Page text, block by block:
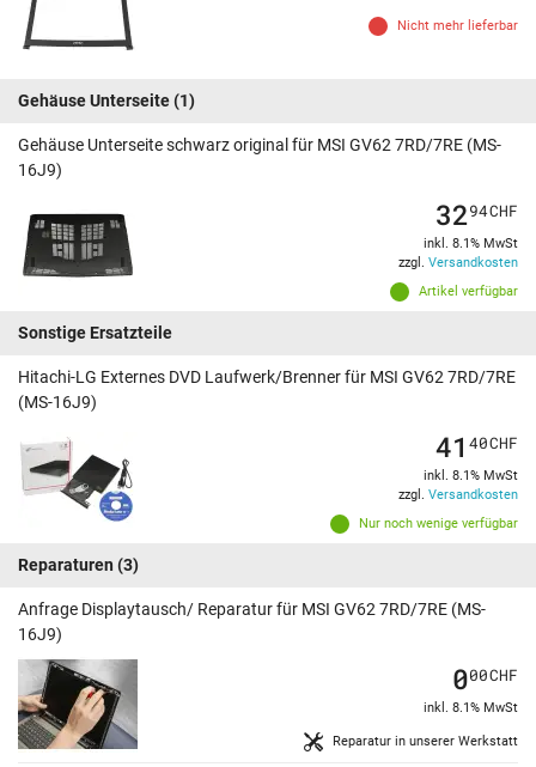
Nicht mehr lieferbar
Gehäuse Unterseite(1)
Gehäuse Unterseite schwarz original für MSI GV62 7RD/7RE (MS-
16J9)
Artikel verfügbar
3294CHF
inkl. 8.1% MwSt
zzgl. Versandkosten
Sonstige Ersatzteile
Hitachi-LG Externes DVD Laufwerk/Brenner für MSI GV62 7RD/7RE
(MS-16J9)
Nur noch wenige verfügbar
41 40CHF
inkl. 8.1% MwSt
zzgl. Versandkosten
Reparaturen (3)
Anfrage Displaytausch/ Reparatur für MSI GV62 7RD/7RE (MS-
16J9)
Reparatur in unserer Werkstatt
000CHF
inkl. 8.1% MwSt